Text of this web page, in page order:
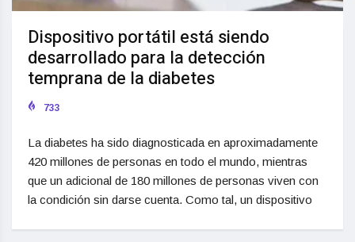
Dispositivo portátil está siendo
desarrollado para la detección
temprana de la diabetes
733
La diabetes ha sido diagnosticada en aproximadamente
420 millones de personas en todo el mundo, mientras
que un adicional de 180 millones de personas viven con
la condición sin darse cuenta. Como tal, un dispositivo